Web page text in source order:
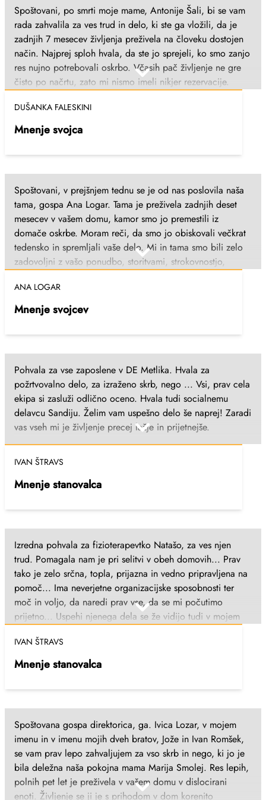
Spoštovani, po smrti moje mame, Antonije Šali, bi se vam
rada zahvalila za ves trud in delo, ki ste ga vložili, da je
zadnjih 7 mesecev življenja preživela na človeku dostojen
način. Najprej sploh hvala, da ste jo sprejeli, ko smo zanjo
res nujno potrebovali oskrbo. Včasih pač življenje ne gre
čisto po načrtu, zato mi nismo imeli nikjer rezervacije.
zdravili, spoštovali. Hvala tudi za prijaznost, nasmehe in
spodbudne besede. Ni mi bilo lahko, ker smo jo dali v
DSO, bila pa sem pomirjena, ko sem spoznala vaše okolje
in zaposlene. Še enkrat - iskrena hvala, tudi v bratovem
DUŠANKA FALESKINI
Mnenje svojca
Spoštovani, v prejšnjem tednu se je od nas poslovila naša
tama, gospa Ana Logar. Tama je preživela zadnjih deset
mesecev v vašem domu, kamor smo jo premestili iz
domače oskrbe. Moram reči, da smo jo obiskovali večkrat
tedensko in spremljali vaše delo. Mi in tama smo bili zelo
zadovoljni z vašo ponudbo, storitvami, strokovnostjo,
zaposlenimi, vedno je vse pohvalila, prav prijetno se je
počutila v vašem domu. Najbolj pa je pohvalila kuhinjo, saj
je bila po poklicu kuharica. Vaših negovalk na terenu, ki so
tamo obiskovale na domačem domu pred prihodom k vam
želim reči HVALA, ker ste skrbeli za našo tamo do
zadnjega dneva, predvsem pa za srčnost sester, ki so bile
ob njej zadnje ure. Izvrstno opravljate delo in naj tako tudi
ostane! Ana Logar, vnukinja Metlika; 15.1.2024
ANA LOGAR
Mnenje svojcev
Pohvala za vse zaposlene v DE Metlika. Hvala za
požrtvovalno delo, za izraženo skrb, nego ... Vsi, prav cela
ekipa si zasluži odlično oceno. Hvala tudi socialnemu
delavcu Sandiju. Želim vam uspešno delo še naprej! Zaradi
vas vseh mi je življenje precej lažje in prijetnejše.
IVAN ŠTRAVS
Mnenje stanovalca
Izredna pohvala za fizioterapevtko Natašo, za ves njen
trud. Pomagala nam je pri selitvi v obeh domovih... Prav
tako je zelo srčna, topla, prijazna in vedno pripravljena na
pomoč... Ima neverjetne organizacijske sposobnosti ter
moč in voljo, da naredi prav vse, da se mi počutimo
prijetno... Uspehi njenega dela se že vidijo tudi v mojem
IVAN ŠTRAVS
Mnenje stanovalca
Spoštovana gospa direktorica, ga. Ivica Lozar, v mojem
imenu in v imenu mojih dveh bratov, Jože in Ivan Romšek,
se vam prav lepo zahvaljujem za vso skrb in nego, ki jo je
bila deležna naša pokojna mama Marija Smolej. Res lepih,
polnih pet let je preživela v vašem domu v dislocirani
enoti. Življenje se ji je s prihodom v dom korenito